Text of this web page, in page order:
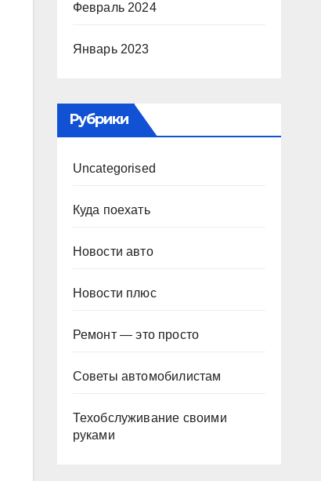
Февраль 2024
Январь 2023
Рубрики
Uncategorised
Куда поехать
Новости авто
Новости плюс
Ремонт — это просто
Советы автомобилистам
Техобслуживание своими
руками